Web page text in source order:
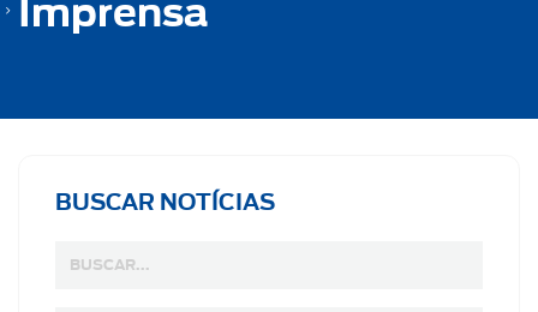
Imprensa
BUSCAR NOTÍCIAS